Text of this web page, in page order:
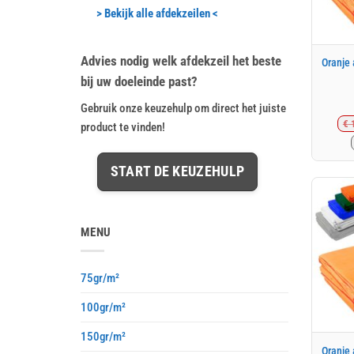
> Bekijk alle afdekzeilen <
Advies nodig welk afdekzeil het beste
bij uw doeleinde past?
Gebruik onze keuzehulp om direct het juiste
product te vinden!
START DE KEUZEHULP
MENU
75gr/m²
100gr/m²
150gr/m²
Oranje
€
Oranje